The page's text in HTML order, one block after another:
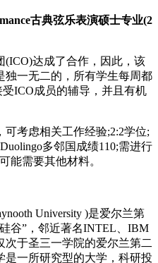
古典弦乐表演硕士专业(2
达成了合作，因此，该
独一无二的，所有学生每周都
ICO成员的辅导，并且有机
考虑相关工作经验;2:2学位;
多邻国成绩110;需进行
能需要其他材料。
University )是爱尔兰第
谷”，邻近著名INTEL、IBM
于圣三一学院的爱尔兰第二
一所研究型的大学，科研投